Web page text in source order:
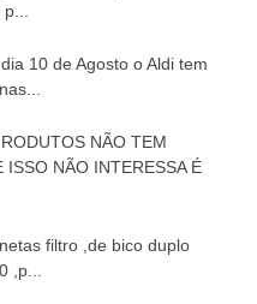
10 de Agosto o Aldi tem
NÃO TEM
ISSO NÃO INTERESSA É
filtro ,de bico duplo
,p...